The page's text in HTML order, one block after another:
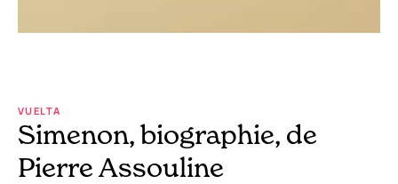
VUELTA
Simenon, biographie, de
Pierre Assouline